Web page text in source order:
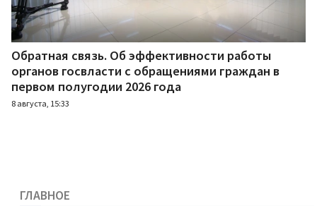
Обратная связь. Об эффективности работы
органов госвласти с обращениями граждан в
первом полугодии 2026 года
8 августа, 15:33
ГЛАВНОЕ